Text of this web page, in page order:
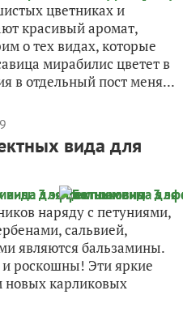
цветниках и
красивый аромат,
о тех видах, которые
мирабилис цветет в
в отдельный пост меня...
вида для
наряду с петуниями,
сальвией,
являются бальзамины.
роскошны! Эти яркие
новых карликовых